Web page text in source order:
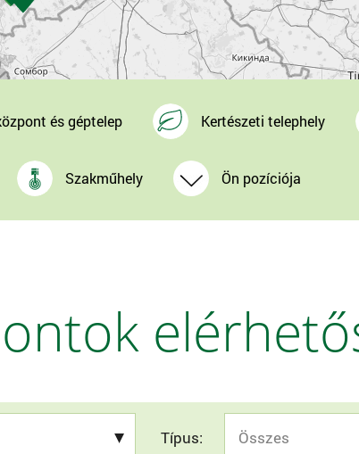
és géptelep Kertészeti telephely
Szakműhely Ön pozíciója
Típus: